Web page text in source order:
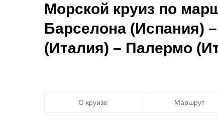
Морской круиз по
Барселона (Испания)
(Италия) – Палермо
О круизе Маршрут